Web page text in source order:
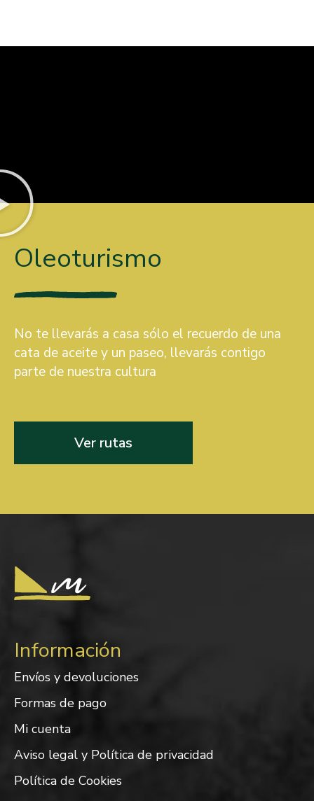
Oleoturismo
No te llevarás a casa sólo el recuerdo de una
cata de aceite y un paseo, llevarás contigo
parte de nuestra cultura
Ver rutas
Información
Envíos y devoluciones
Formas de pago
Mi cuenta
Aviso legal y Política de privacidad
Política de Cookies